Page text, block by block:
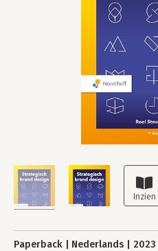
Paperback Nederlands 2023